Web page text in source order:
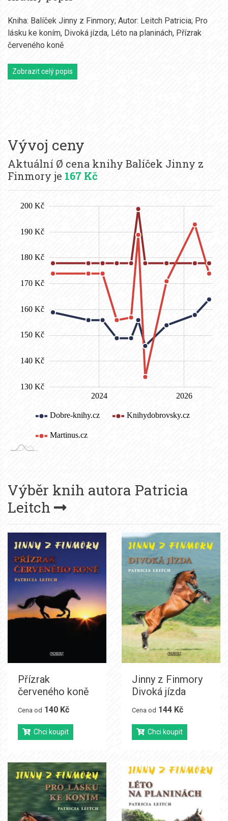
Kniha: Balíček Jinny z Finmory; Autor: Leitch Patricia; Pro
lásku ke koním, Divoká jízda, Léto na planinách, Přízrak
červeného koně
Zobrazit celý popis
Vývoj ceny
Aktuální Ø cena knihy Balíček Jinny z
Finmory je 167 Kč
Výběr knih autora Patricia
Leitch
Přízrak
červeného koně
Cena od 140 Kč
Chci koupit
Jinny z Finmory
Divoká jízda
Cena od 144 Kč
Chci koupit